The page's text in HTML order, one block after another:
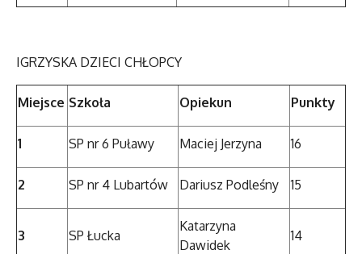
IGRZYSKA DZIECI CHŁOPCY
Miejsce Szkoła Opiekun Punkty
1 SP nr 6 Puławy Maciej Jerzyna 16
2 SP nr 4 Lubartów Dariusz Podleśny 15
3 SP Łucka
Katarzyna
Dawidek
14